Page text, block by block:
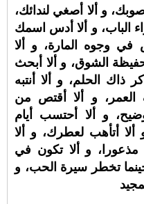
و ألا أصغي لندائك،
الباب، و ألا أدس اسمك
في وجوه المارة، و ألا
الشوق، و ألا أبحث
الحلم، و ألا أنتبه
العمر، و ألا أقتص من
و ألا أحتسب أيام
أتأهب لعطرك، و ألا
مذعورا، و ألا تكون في
تخطر سيرة الحب، و